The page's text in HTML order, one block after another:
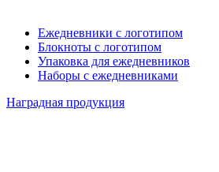
Ежедневники с логотипом
Блокноты с логотипом
Упаковка для ежедневников
Наборы с ежедневниками
Наградная продукция